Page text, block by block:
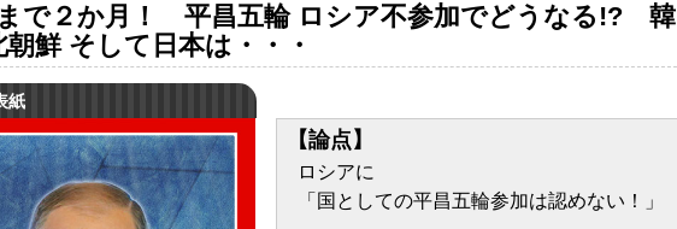
で２か月！ 平昌五輪 ロシア不参加でどうなる!? 韓
朝鮮 そして日本は・・・
紙
【論点】
ロシアに
「国としての平昌五輪参加は認めない！」